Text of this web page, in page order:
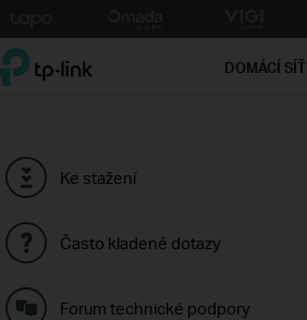
TP-Link, Reliably Smart DOMÁCÍ SÍŤ
Ke stažení
Často kladené dotazy
Forum technické podpory